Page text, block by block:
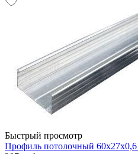
Быстрый просмотр
Профиль потолочный